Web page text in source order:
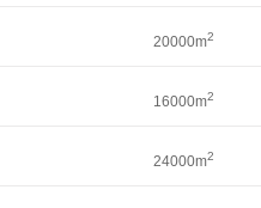
20000m2
16000m2
24000m2